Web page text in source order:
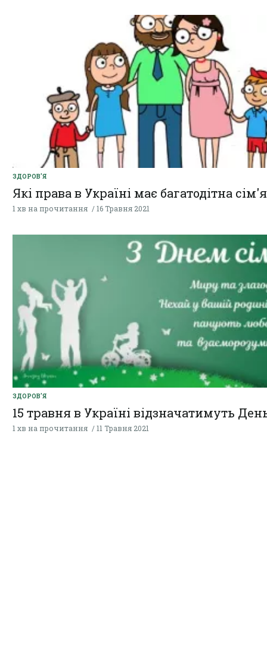
ЗДОРОВ'Я
Які права в Україні має багатодітна сім'я
1 хв на прочитання 16 Травня 2021
ЗДОРОВ'Я
15 травня в Україні відзначатимуть День
1 хв на прочитання 11 Травня 2021